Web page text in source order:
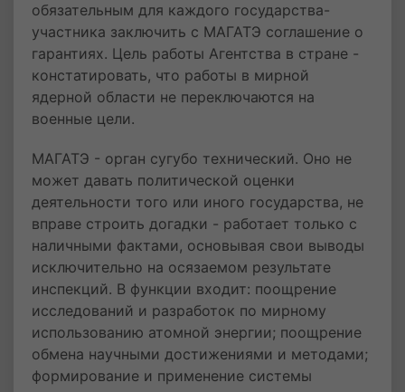
обязательным для каждого государства-
участника заключить с МАГАТЭ соглашение о
гарантиях. Цель работы Агентства в стране -
констатировать, что работы в мирной
ядерной области не переключаются на
военные цели.
МАГАТЭ - орган сугубо технический. Оно не
может давать политической оценки
деятельности того или иного государства, не
вправе строить догадки - работает только с
наличными фактами, основывая свои выводы
исключительно на осязаемом результате
инспекций. В функции входит: поощрение
исследований и разработок по мирному
использованию атомной энергии; поощрение
обмена научными достижениями и методами;
формирование и применение системы